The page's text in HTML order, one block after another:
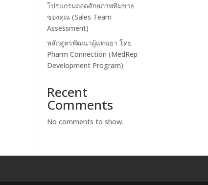
โปรแกรมถอดศักยภาพทีมขาย
ของคุณ (Sales Team
Assessment)
หลักสูตรพัฒนาผู้แทนยา โดย
Pharm Connection (MedRep
Development Program)
Recent
Comments
No comments to show.